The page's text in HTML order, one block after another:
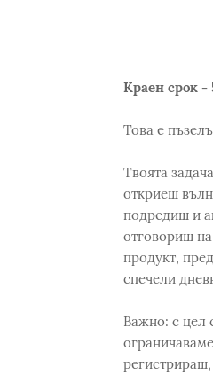
Краен срок -
Това е
Твоята
откриеш
подредиш и
отговориш
продукт,
спечели
Важно: с цел